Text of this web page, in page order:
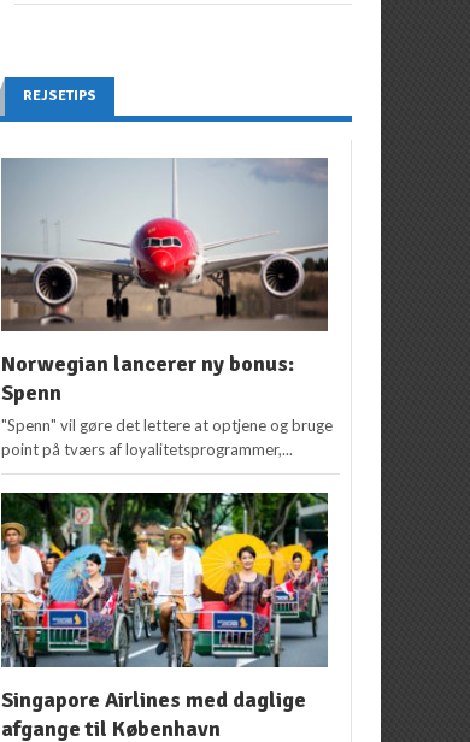
REJSETIPS
Norwegian lancerer ny bonus:
Spenn
"Spenn" vil gøre det lettere at optjene og bruge
point på tværs af loyalitetsprogrammer,...
Singapore Airlines med daglige
afgange til København